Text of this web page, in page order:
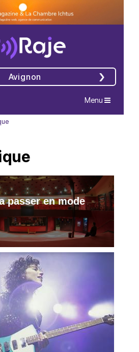
Avignon
Navigation
Menu
passer en mode